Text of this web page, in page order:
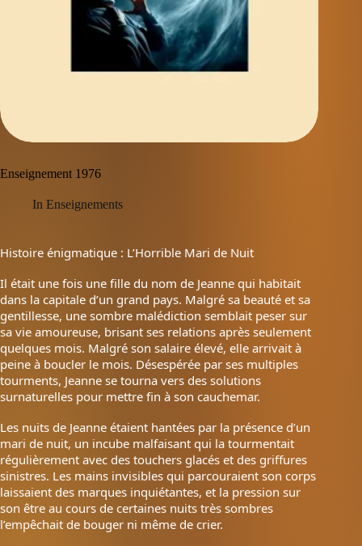
Enseignement 1976
In Enseignements
Histoire énigmatique : L’Horrible Mari de Nuit
Il était une fois une fille du nom de Jeanne qui habitait
dans la capitale d’un grand pays. Malgré sa beauté et sa
gentillesse, une sombre malédiction semblait peser sur
sa vie amoureuse, brisant ses relations après seulement
quelques mois. Malgré son salaire élevé, elle arrivait à
peine à boucler le mois. Désespérée par ses multiples
tourments, Jeanne se tourna vers des solutions
surnaturelles pour mettre fin à son cauchemar.
Les nuits de Jeanne étaient hantées par la présence d’un
mari de nuit, un incube malfaisant qui la tourmentait
régulièrement avec des touchers glacés et des griffures
sinistres. Les mains invisibles qui parcouraient son corps
laissaient des marques inquiétantes, et la pression sur
son être au cours de certaines nuits très sombres
l’empêchait de bouger ni même de crier.